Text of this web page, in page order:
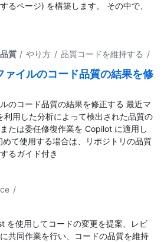
るページ) を構築します。 その中で、
質 / やり方 / 品質コードを維持する /
ァイルのコード品質の結果を修
のコード品質の結果を修正する 最近マ
利用した分析によって検出された品質の
たは委任修復作業を Copilot に適用し
て使用する場合は、リポジトリの品質
るガイド付き
/
を使用してコードの変更を提案、レビ
共同作業を行い、コードの品質を維持